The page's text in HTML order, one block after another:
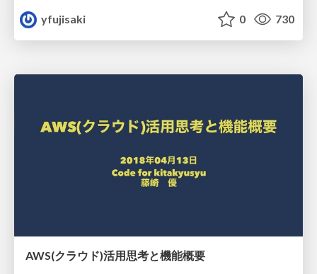
yfujisaki
0 730
AWS(クラウド)活用思考と機能概要